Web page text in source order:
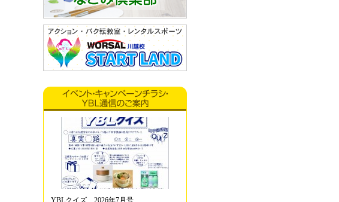
YBLクイズ 2026年7月号